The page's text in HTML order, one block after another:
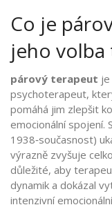
Co je
jeho volba
párový terapeut je
psychoterapeut,
pomáhá jim zlepšit
emocionální spojení.
1938‑současnost)
výrazně zvyšuje
důležité, aby
dynamik a dokázal
intenzivní